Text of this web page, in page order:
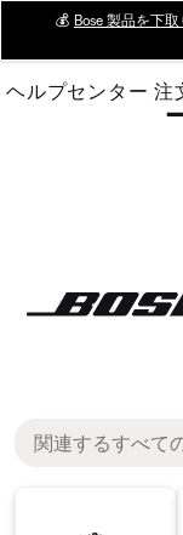
Main
💰 Bose 製品を下
ヘルプセンター 注